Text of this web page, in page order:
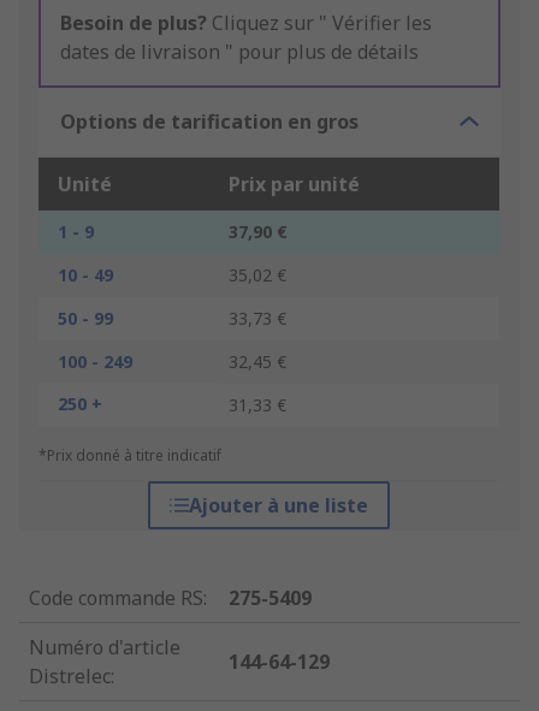
Besoin de plus? Cliquez sur " Vérifier les
dates de livraison " pour plus de détails
Options de tarification en gros
Unité Prix par unité
1 - 9
37,90 €
10 - 49
35,02 €
50 - 99
33,73 €
100 - 249
32,45 €
250 +
31,33 €
*Prix donné à titre indicatif
Ajouter à une liste
Code commande RS:
275-5409
Numéro d'article
Distrelec:
144-64-129